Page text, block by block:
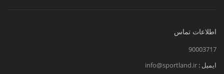
اطلاعات تماس
90003717
ایمیل : info@sportland.ir